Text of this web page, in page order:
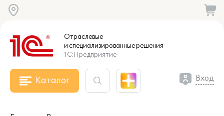
Отраслевые
и специализированныерешения
1С:Предприятие
Каталог Вход